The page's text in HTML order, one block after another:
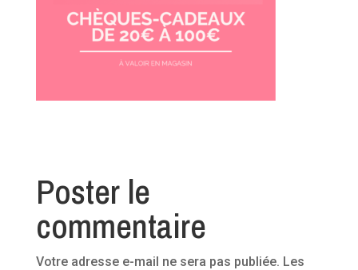
Poster le
commentaire
Votre adresse e-mail ne sera pas publiée. Les